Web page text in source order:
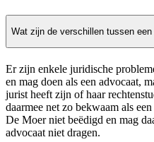
Wat zijn de verschillen tussen
Er zijn enkele juridische
en mag doen als een advocaat,
jurist heeft zijn of haar
daarmee net zo bekwaam als
De Moer niet beëdigd en mag
advocaat niet dragen.